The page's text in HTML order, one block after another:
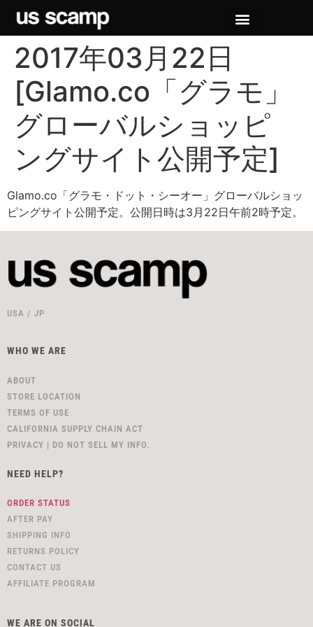
2017年03月22日
[Glamo.co「グラモ」
グローバルショッピ
ングサイト公開予定]
Glamo.co「グラモ・ドット・シーオー」グローバルショッ
ピングサイト公開予定。公開日時は3月22日午前2時予定。
USA / JP
WHO WE ARE
ABOUT
STORE LOCATION
TERMS OF USE
CALIFORNIA SUPPLY CHAIN ACT
PRIVACY | DO NOT SELL MY INFO.
NEED HELP?
ORDER STATUS
AFTER PAY
SHIPPING INFO
RETURNS POLICY
CONTACT US
AFFILIATE PROGRAM
WE ARE ON SOCIAL